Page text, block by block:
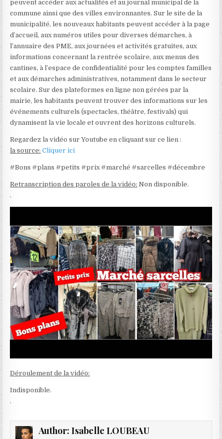
peuvent accéder aux actualités et au journal municipal de la
commune ainsi que des villes environnantes. Sur le site de la
municipalité, les nouveaux habitants peuvent accéder à la page
d’accueil, aux numéros utiles pour diverses démarches, à
l’annuaire des PME, aux journées et activités gratuites, aux
informations concernant la rentrée scolaire, aux menus des
cantines, à l’espace de confidentialité pour les comptes familles
et aux démarches administratives, notamment dans le secteur
scolaire. Sur des plateformes en ligne non gérées par la
mairie, les habitants peuvent trouver des informations sur les
événements culturels (spectacles, théâtre, festivals) qui
dynamisent la vie locale et ouvrent des horizons culturels.
Regardez la vidéo sur Youtube en cliquant sur ce lien :
la source: Cliquer ici
#Bons #plans #petits #prix #marché #sarcelles #décembre
Retranscription des paroles de la vidéo: Non disponible.
.
Déroulement de la vidéo:
Indisponible.
.
Author: Isabelle LOUBEAU